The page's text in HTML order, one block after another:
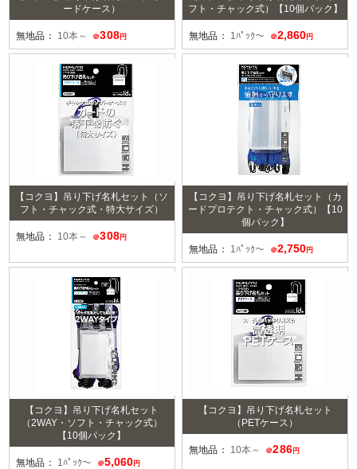
ードケース）
無地品： 10本～ ＠308円
フト・チャック式）【10個パック】
無地品： 1ﾊﾟｯｸ～ ＠2,860 円
【コクヨ】吊り下げ名札セット（ソ
フト・チャック式・特大サイズ）
無地品： 10本～ ＠308円
【コクヨ】吊り下げ名札セット（カ
ードプロテクト・チャック式）【10
個パック】
無地品： 1ﾊﾟｯｸ～ ＠2,750 円
【コクヨ】吊り下げ名札セット
（2WAY・ソフト・チャック式）
【10個パック】
無地品： 1ﾊﾟｯｸ～ ＠5,060 円
【コクヨ】吊り下げ名札セット
（PETケース）
無地品： 10本～ ＠286円